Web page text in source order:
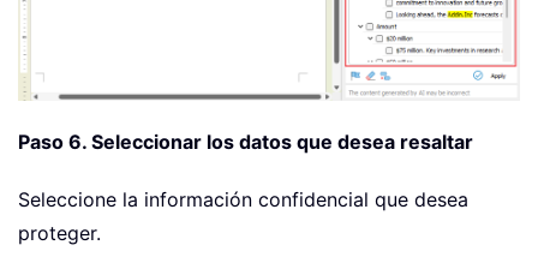
Paso 6. Seleccionar los datos que desea resaltar
Seleccione la información confidencial que desea
proteger.